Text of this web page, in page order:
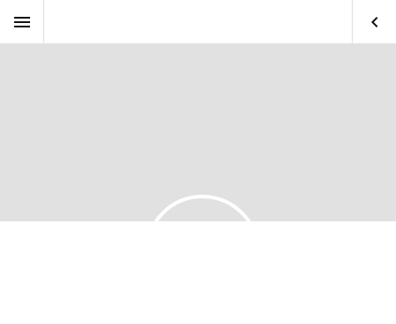
menu keyboard_arrow_left